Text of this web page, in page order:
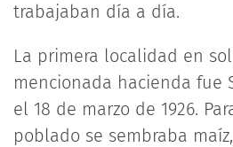
trabajaban día a día.
La primera localidad en
mencionada hacienda fue
el 18 de marzo de 1926.
poblado se sembraba